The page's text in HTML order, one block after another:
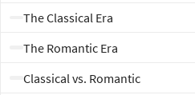
presente con un enfoque en
raíces.
The Classical Era
The Romantic Era
Classical vs. Romantic